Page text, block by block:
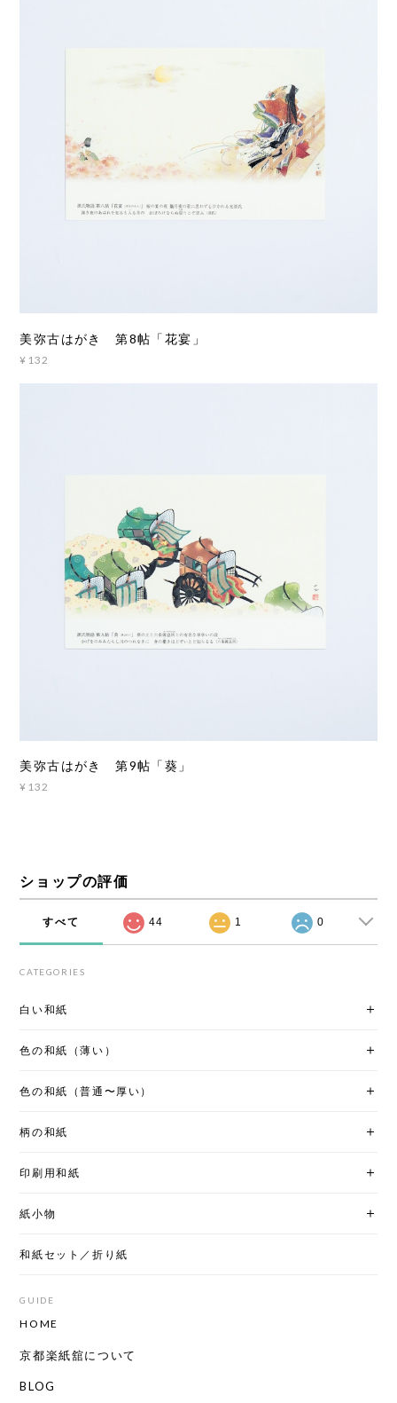
美弥古はがき 第8帖「花宴」
¥132
美弥古はがき 第9帖「葵」
¥132
ショップの評価
すべて 44 1 0
CATEGORIES
白い和紙
色の和紙（薄い）
色の和紙（普通〜厚い）
柄の和紙
印刷用和紙
紙小物
和紙セット／折り紙
GUIDE
HOME
京都楽紙舘について
BLOG